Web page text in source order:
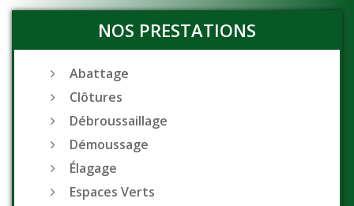
NOS PRESTATIONS
Abattage
Clôtures
Débroussaillage
Démoussage
Élagage
Espaces Verts